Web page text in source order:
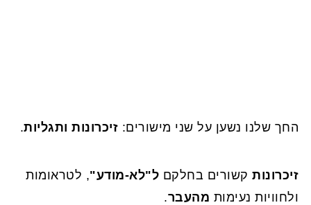
החך שלנו נשען על שני מישורים: זיכרונות ותגליות.
זיכרונותקשורים בחלקם ל"לא-מודע", לטראומות
ולחוויות נעימות מהעבר.